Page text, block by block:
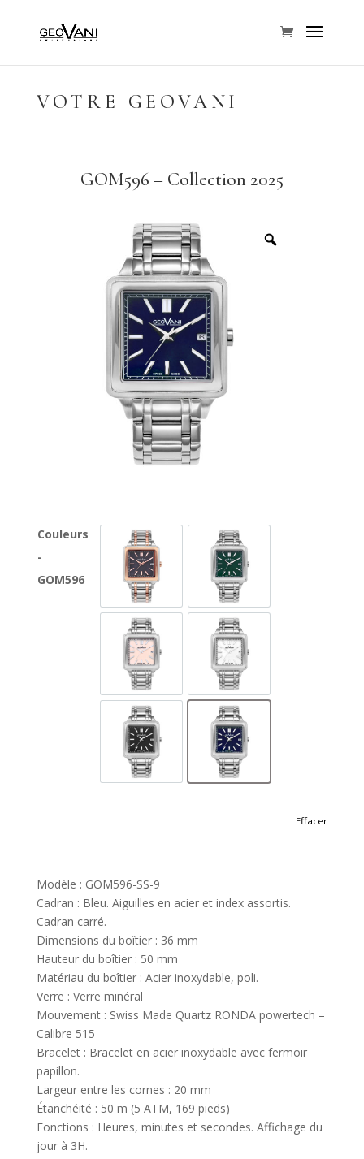
VOTRE GEOVANI
GOM596 – Collection 2025
Couleurs
-
GOM596
GOM596-SR-8 GOM596-SS-12
GOM596-SS-4 GOM596-SS-7
GOM596-SS-8 GOM596-SS-9
Effacer
Modèle : GOM596-SS-9
Cadran : Bleu. Aiguilles en acier et index assortis.
Cadran carré.
Dimensions du boîtier : 36 mm
Hauteur du boîtier : 50 mm
Matériau du boîtier : Acier inoxydable, poli.
Verre : Verre minéral
Mouvement : Swiss Made Quartz RONDA powertech –
Calibre 515
Bracelet : Bracelet en acier inoxydable avec fermoir
papillon.
Largeur entre les cornes : 20 mm
Étanchéité : 50 m (5 ATM, 169 pieds)
Fonctions : Heures, minutes et secondes. Affichage du
jour à 3H.